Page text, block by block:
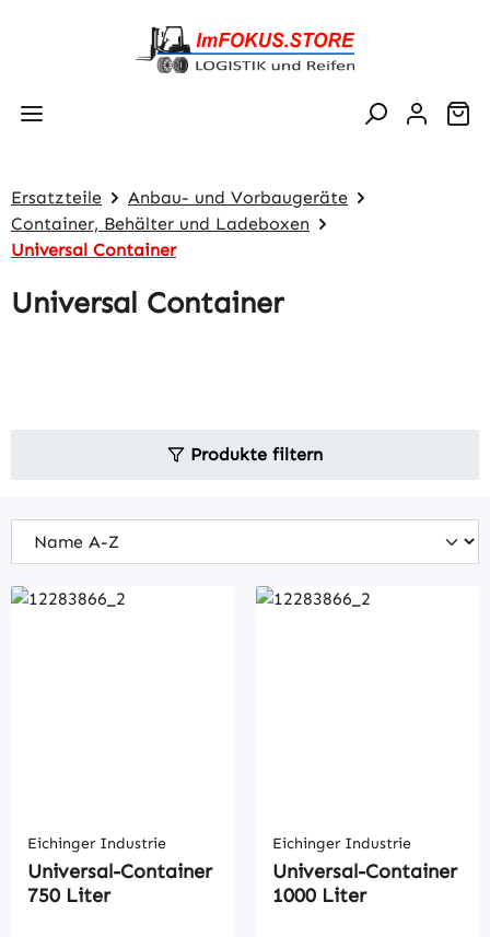
Zum Hauptinhalt springen
Ersatzteile
Anbau- und Vorbaugeräte
Container, Behälter und Ladeboxen
Universal Container
Universal Container
Produkte filtern
Eichinger Industrie
Universal-Container
750 Liter
Eichinger Industrie
Universal-Container
1000 Liter